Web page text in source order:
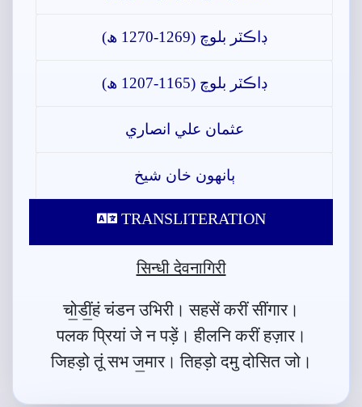
ڊاڪٽر بلوچ (1269-1270 ھ)
ڊاڪٽر بلوچ (1165-1207 ھ)
عثمان علي انصاري
ٻانهون خان شيخ
TRANSLITERATION
सिन्धी देवनागिरी
चो॒डीं॒हं चंडन उभिरी। सहसें करीं सींगार।
पलक प्रियां जे न पड़ें। हीलनि करीं हज़ार।
जिहड़ो तूं सभ ज॒मार। तिहड़ो दमु दोसित जो।